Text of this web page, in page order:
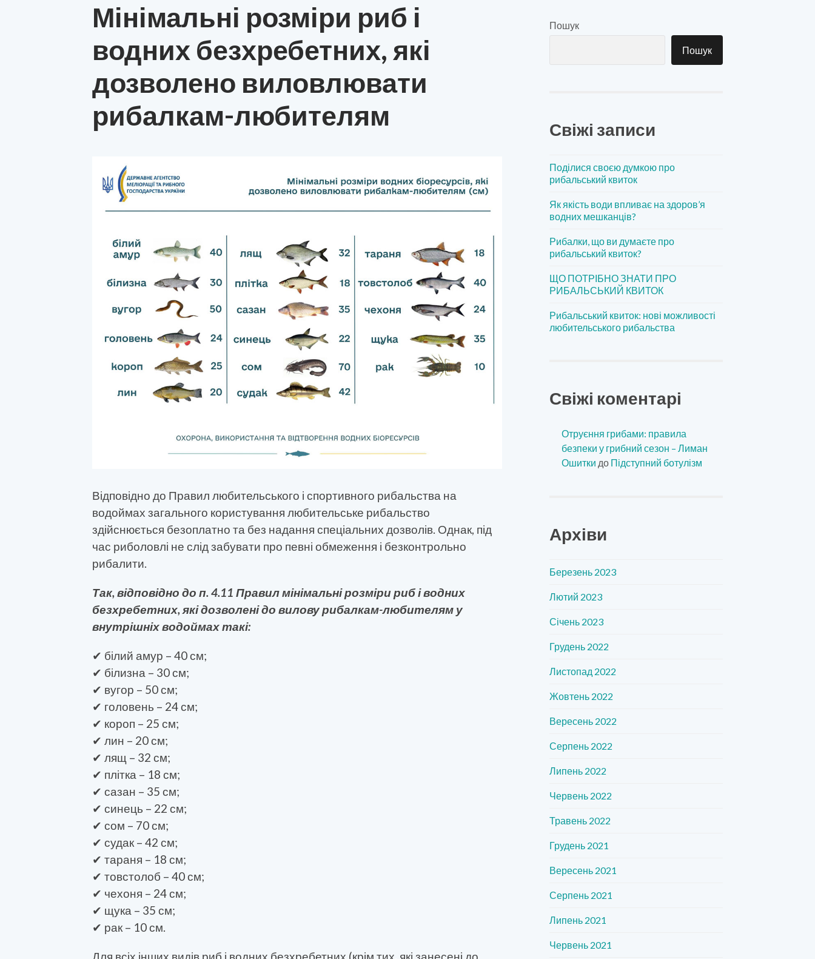
Мінімальні розміри риб і
водних безхребетних, які
дозволено виловлювати
рибалкам-любителям
Відповідно до Правил любительського і спортивного рибальства на
водоймах загального користування любительське рибальство
здійснюється безоплатно та без надання спеціальних дозволів. Однак, під
час риболовлі не слід забувати про певні обмеження і безконтрольно
рибалити.
Так, відповідно до п. 4.11 Правил мінімальні розміри риб і водних
безхребетних, які дозволені до вилову рибалкам-любителям у
внутрішніх водоймах такі:
✔ білий амур – 40 см;
✔ білизна – 30 см;
✔ вугор – 50 см;
✔ головень – 24 см;
✔ короп – 25 см;
✔ лин – 20 см;
✔ лящ – 32 см;
✔ плітка – 18 см;
✔ сазан – 35 см;
✔ синець – 22 см;
✔ сом – 70 см;
✔ судак – 42 см;
✔ тараня – 18 см;
✔ товстолоб – 40 см;
✔ чехоня – 24 см;
✔ щука – 35 см;
✔ рак – 10 см.
Для всіх інших видів риб і водних безхребетних (крім тих, які занесені до
Пошук
Пошук
Свіжі записи
Поділися своєю думкою про
рибальський квиток
Як якість води впливає на здоров’я
водних мешканців?
Рибалки, що ви думаєте про
рибальський квиток?
ЩО ПОТРІБНО ЗНАТИ ПРО
РИБАЛЬСЬКИЙ КВИТОК
Рибальський квиток: нові можливості
любительського рибальства
Свіжі коментарі
Отруєння грибами: правила
безпеки у грибний сезон – Лиман
Ошитки до Підступний ботулізм
Архіви
Березень 2023
Лютий 2023
Січень 2023
Грудень 2022
Листопад 2022
Жовтень 2022
Вересень 2022
Серпень 2022
Липень 2022
Червень 2022
Травень 2022
Грудень 2021
Вересень 2021
Серпень 2021
Липень 2021
Червень 2021